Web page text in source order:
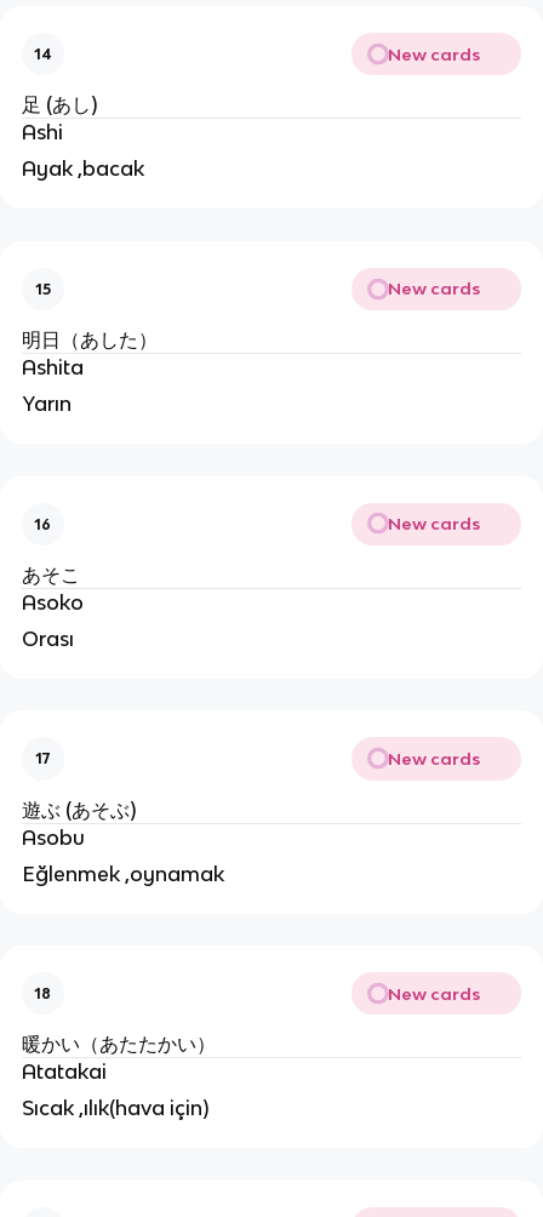
14 New cards
足 (あし)
Ashi
Ayak ,bacak
15 New cards
明日（あした）
Ashita
Yarın
16 New cards
あそこ
Asoko
Orası
17 New cards
遊ぶ (あそぶ)
Asobu
Eğlenmek ,oynamak
18 New cards
暖かい（あたたかい）
Atatakai
Sıcak ,ılık(hava için)